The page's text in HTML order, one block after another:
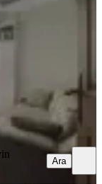
İYDELİOĞLU
Ara